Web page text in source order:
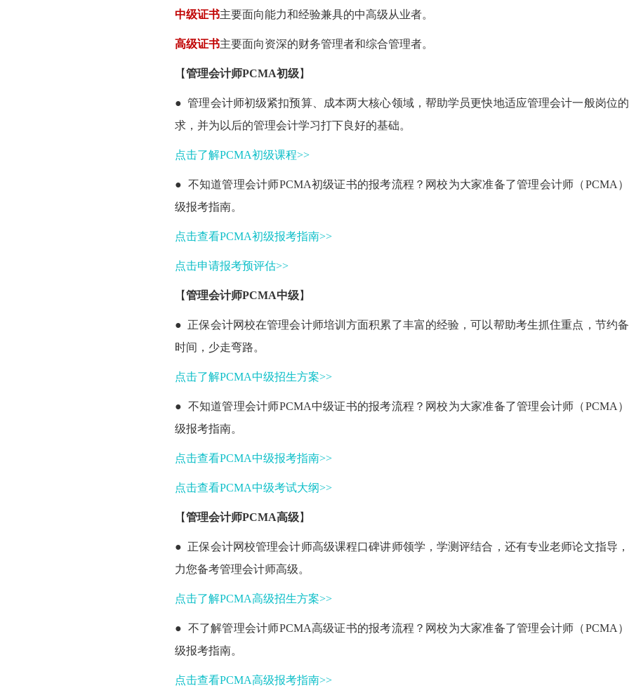
中级证书主要面向能力和经验兼具的中高级从业者。
高级证书主要面向资深的财务管理者和综合管理者。
【管理会计师PCMA初级】
● 管理会计师初级紧扣预算、成本两大核心领域，帮助学员更快地适应管理会计一般岗位
求，并为以后的管理会计学习打下良好的基础。
点击了解PCMA初级课程>>
● 不知道管理会计师PCMA初级证书的报考流程？网校为大家准备了管理会计师（PCMA
级报考指南。
点击查看PCMA初级报考指南>>
点击申请报考预评估>>
【管理会计师PCMA中级】
● 正保会计网校在管理会计师培训方面积累了丰富的经验，可以帮助考生抓住重点，节约
时间，少走弯路。
点击了解PCMA中级招生方案>>
● 不知道管理会计师PCMA中级证书的报考流程？网校为大家准备了管理会计师（PCMA
级报考指南。
点击查看PCMA中级报考指南>>
点击查看PCMA中级考试大纲>>
【管理会计师PCMA高级】
● 正保会计网校管理会计师高级课程口碑讲师领学，学测评结合，还有专业老师论文指导
力您备考管理会计师高级。
点击了解PCMA高级招生方案>>
● 不了解管理会计师PCMA高级证书的报考流程？网校为大家准备了管理会计师（PCMA
级报考指南。
点击查看PCMA高级报考指南>>